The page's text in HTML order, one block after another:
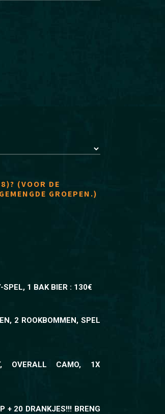
(VOOR DE
GROEPEN.)
1 BAK BIER : 130€
2 ROOKBOMMEN, SPEL
OVERALL CAMO, 1X
+ 20 DRANKJES!!! BRENG